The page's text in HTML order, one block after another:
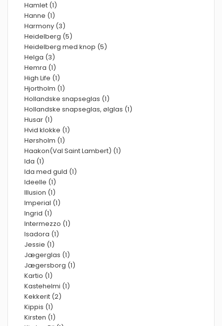
Hamlet (1)
Hanne (1)
Harmony (3)
Heidelberg (5)
Heidelberg med knop (5)
Helga (3)
Hemra (1)
High Life (1)
Hjortholm (1)
Hollandske snapseglas (1)
Hollandske snapseglas, ølglas (1)
Husar (1)
Hvid klokke (1)
Hørsholm (1)
Haakon(Val Saint Lambert) (1)
Ida (1)
Ida med guld (1)
Ideelle (1)
Illusion (1)
Imperial (1)
Ingrid (1)
Intermezzo (1)
Isadora (1)
Jessie (1)
Jægerglas (1)
Jægersborg (1)
Kartio (1)
Kastehelmi (1)
Kekkerit (2)
Kippis (1)
Kirsten (1)